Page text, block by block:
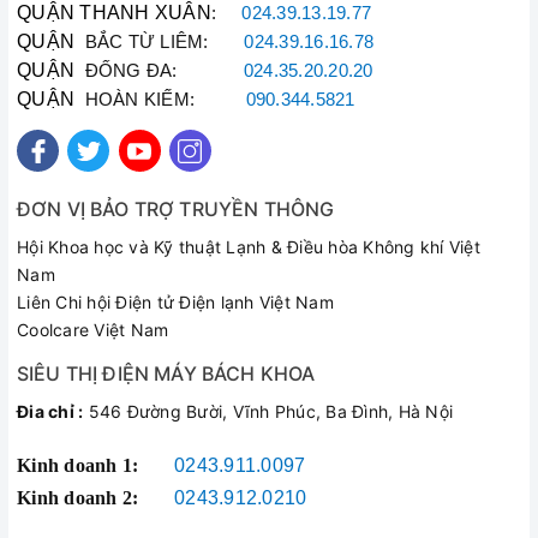
học với thực phẩm, bạn có thể chế biến đa dạng các món
ăn mà không sợ gây nguy hiểm hay không an toàn cho sức
khỏe gia đình mình.
Nắp vung được làm từ thủy tinh chịu nhiệt, có lỗ thoát khí,
giúp bạn có thể nhìn thấy thức ăn bên trong mà không cần
mở nắp.
canh với số lượng ít.
QUẬN THANH XUÂN :024.39.13.19.77
QUẬN BẮC TỪ LIÊM:024.39.16.16.78
QUẬN ĐỐNG ĐA: 024.35.20.20.20
QUẬN HOÀN KIẾM: 090.344.5821
ĐƠN VỊ BẢO TRỢ TRUYỀN THÔNG
Hội Khoa học và Kỹ thuật Lạnh & Điều hòa Không khí Việt
Nam
Liên Chi hội Điện tử Điện lạnh Việt Nam
Coolcare Việt Nam
SIÊU THỊ ĐIỆN MÁY BÁCH KHOA
Đia chỉ : 546 Đường Bười, Vĩnh Phúc, Ba Đình, Hà Nội
Kinh doanh 1:
0243.911.0097
Kinh doanh 2:
0243.912.0210